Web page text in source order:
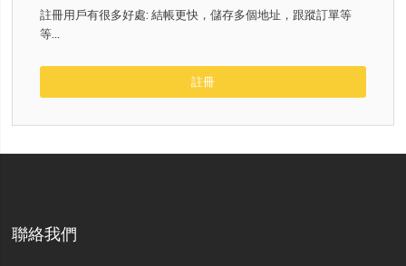
註冊用戶有很多好處: 結帳更快，儲存多個地址，跟蹤訂單等
等...
註冊
聯絡我們